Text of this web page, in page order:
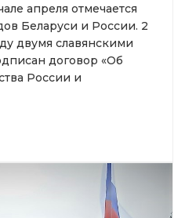
апреля отмечается
Беларуси и России. 2
двумя славянскими
договор «Об
России и